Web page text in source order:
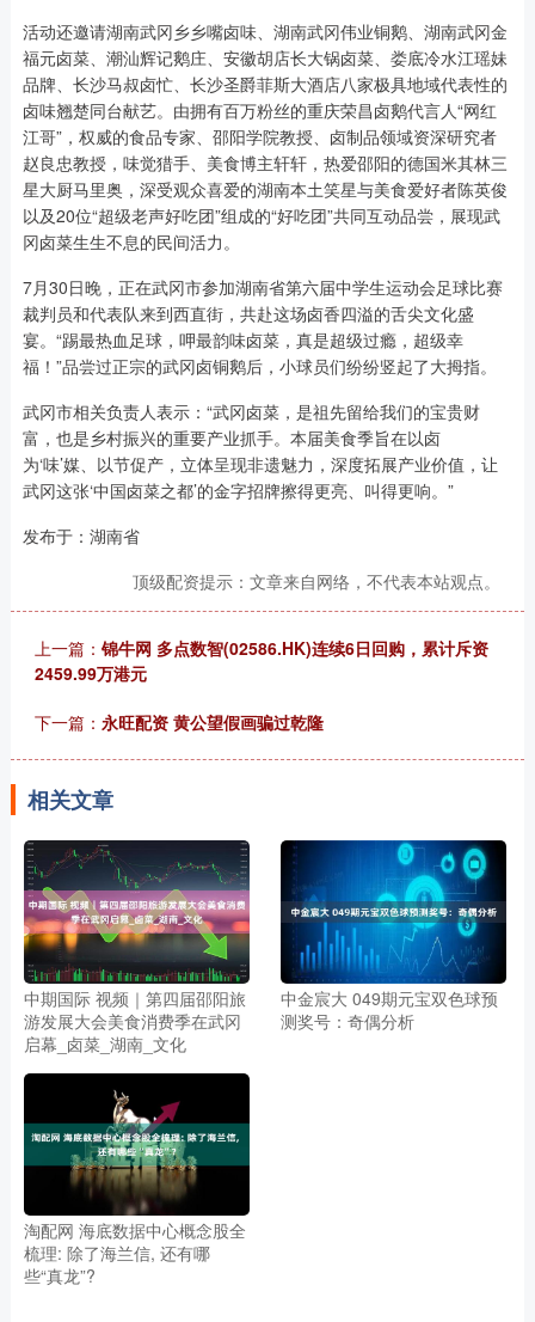
活动还邀请湖南武冈乡乡嘴卤味、湖南武冈伟业铜鹅、湖南武冈金
福元卤菜、潮汕辉记鹅庄、安徽胡店长大锅卤菜、娄底冷水江瑶妹
品牌、长沙马叔卤忙、长沙圣爵菲斯大酒店八家极具地域代表性的
卤味翘楚同台献艺。由拥有百万粉丝的重庆荣昌卤鹅代言人“网红
江哥”，权威的食品专家、邵阳学院教授、卤制品领域资深研究者
赵良忠教授，味觉猎手、美食博主轩轩，热爱邵阳的德国米其林三
星大厨马里奥，深受观众喜爱的湖南本土笑星与美食爱好者陈英俊
以及20位“超级老声好吃团”组成的“好吃团”共同互动品尝，展现武
冈卤菜生生不息的民间活力。
7月30日晚，正在武冈市参加湖南省第六届中学生运动会足球比赛
裁判员和代表队来到西直街，共赴这场卤香四溢的舌尖文化盛
宴。“踢最热血足球，呷最韵味卤菜，真是超级过瘾，超级幸
福！”品尝过正宗的武冈卤铜鹅后，小球员们纷纷竖起了大拇指。
武冈市相关负责人表示：“武冈卤菜，是祖先留给我们的宝贵财
富，也是乡村振兴的重要产业抓手。本届美食季旨在以卤
为‘味’媒、以节促产，立体呈现非遗魅力，深度拓展产业价值，让
武冈这张‘中国卤菜之都’的金字招牌擦得更亮、叫得更响。”
发布于：湖南省
顶级配资提示：文章来自网络，不代表本站观点。
上一篇： 锦牛网 多点数智(02586.HK)连续6日回购，累计斥资
2459.99万港元
下一篇： 永旺配资 黄公望假画骗过乾隆
相关文章
中期国际 视频｜第四届邵阳旅
游发展大会美食消费季在武冈
启幕_卤菜_湖南_文化
中金宸大 049期元宝双色球预
测奖号：奇偶分析
淘配网 海底数据中心概念股全
梳理: 除了海兰信, 还有哪
些“真龙”?